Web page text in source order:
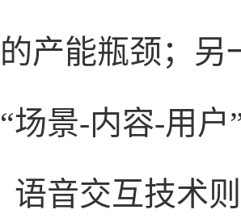
产能瓶颈；
场景-内容-用
语音交互技术